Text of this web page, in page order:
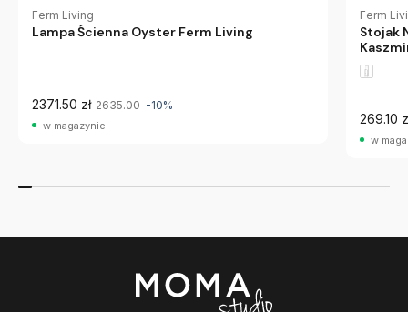
Ferm Living
Lampa Ścienna Oyster Ferm Living
2371.50 zł 2635.00 -10%
w magazynie
Ferm
Stojak
269.10
w